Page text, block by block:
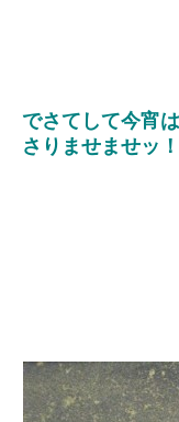
でさてして今宵
さりませませッ！